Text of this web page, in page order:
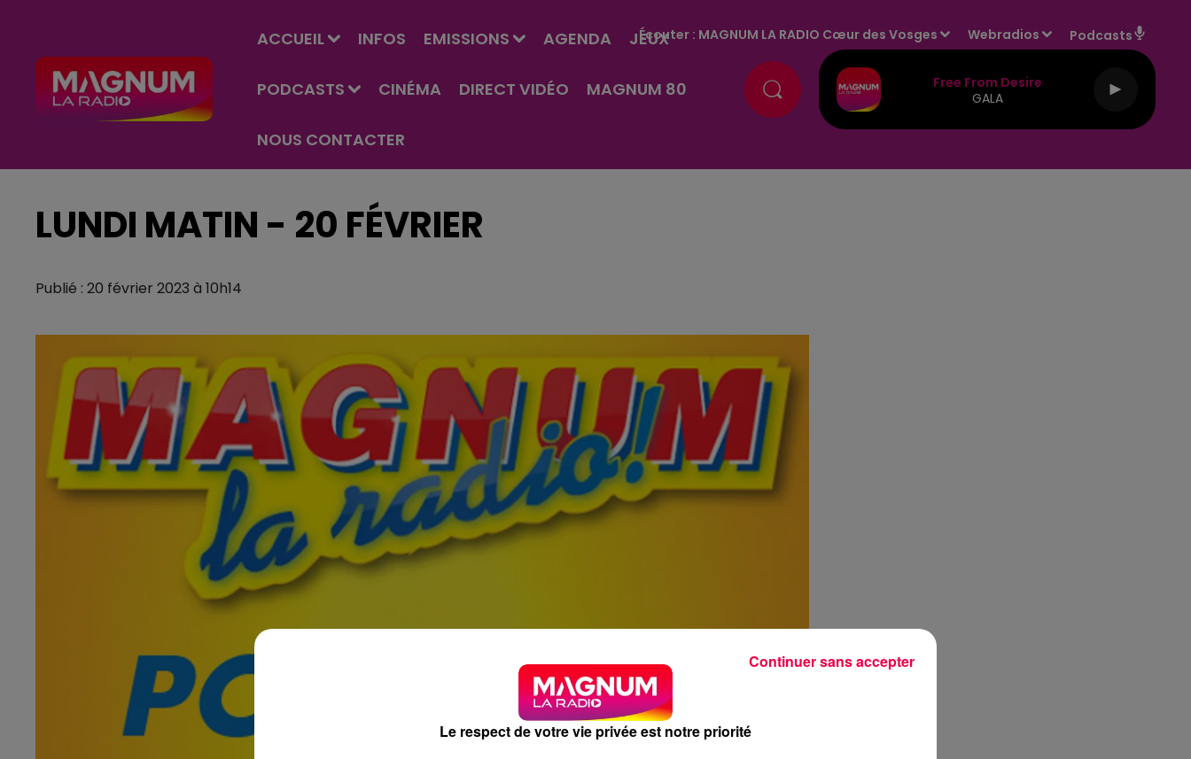
ACCUEIL INFOS EMISSIONS AGENDA JEUX
PODCASTS CINÉMA DIRECT VIDÉO MAGNUM 80
NOUS CONTACTER
Écouter : MAGNUM LA RADIO Cœur des Vosges Webradios Podcasts
Free From Desire
GALA
LUNDI MATIN - 20 FÉVRIER
Publié : 20 février 2023 à 10h14
Le respect de votre vie privée est notre priorité
Continuer sans accepter